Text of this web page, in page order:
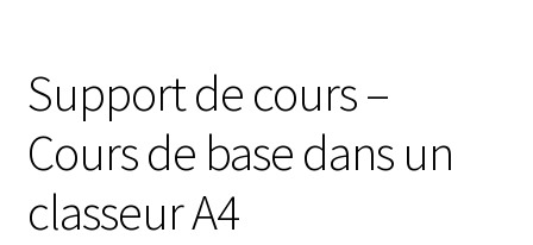
Support de cours –
Cours de base dans un
classeur A4